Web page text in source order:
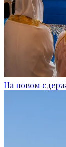
На новом